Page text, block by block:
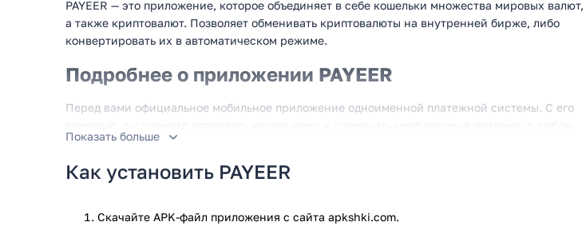
PAYEER — это приложение, которое объединяет в себе кошельки множества мировых валют,
а также криптовалют. Позволяет обменивать криптовалюты на внутренней бирже, либо
конвертировать их в автоматическом режиме.
Подробнее о приложении PAYEER
Перед вами официальное мобильное приложение одноименной платежной системы. С его
месте и в любое время. В числе главных особенностей программы — использование
совершение переводов по всему миру и проведение операций с криптовалютами.
В последней версии программы, вас ожидает:
Показать больше
Как установить PAYEER
Скачайте APK-файл приложения с сайта apkshki.com.